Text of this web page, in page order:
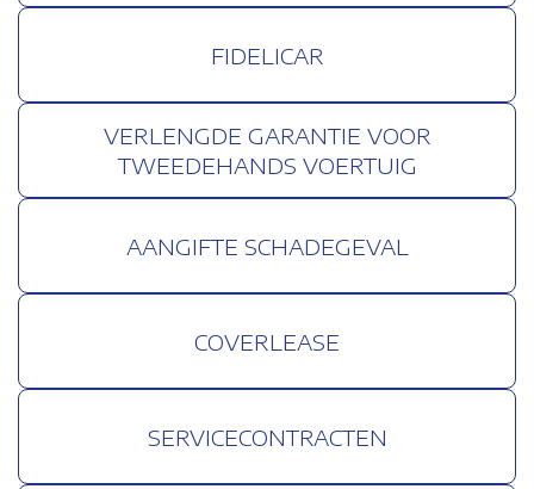
FIDELICAR
VERLENGDE GARANTIE VOOR
TWEEDEHANDS VOERTUIG
AANGIFTE SCHADEGEVAL
COVERLEASE
SERVICECONTRACTEN